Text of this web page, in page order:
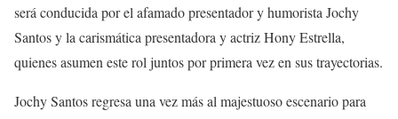
será conducida por el afamado presentador y humorista Jochy
Santos y la carismática presentadora y actriz Hony Estrella,
quienes asumen este rol juntos por primera vez en sus trayectorias.
Jochy Santos regresa una vez más al majestuoso escenario para